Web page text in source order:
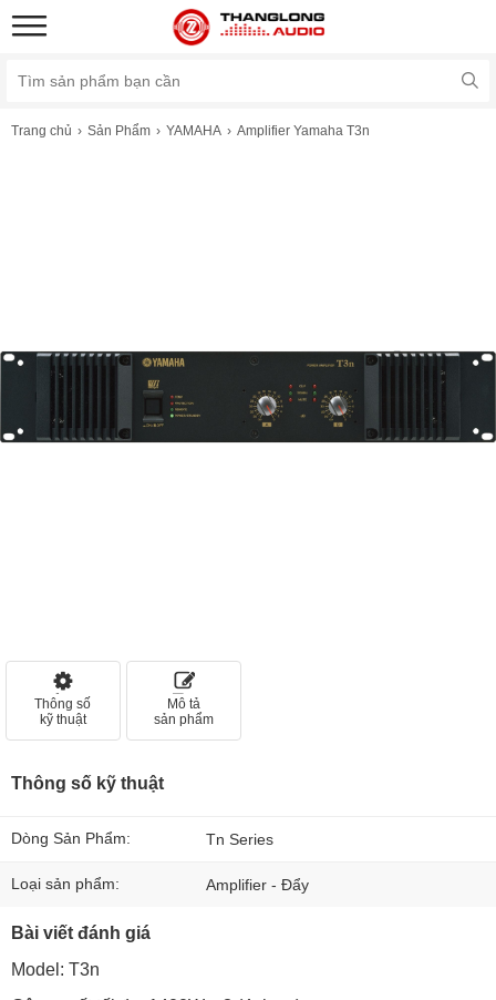
Trang chủ Sản Phẩm YAMAHA Amplifier Yamaha T3n
Thông số
kỹ thuật
Mô tả
sản phẩm
Thông số kỹ thuật
Dòng Sản Phẩm: Tn Series
Loại sản phẩm: Amplifier - Đẩy
Bài viết đánh giá
Model: T3n